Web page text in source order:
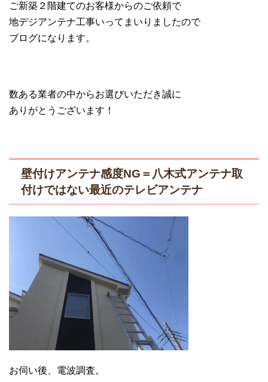
ご新築２階建てのお客様からのご依頼で
地デジアンテナ工事いってまいりましたので
ブログになります。
数ある業者の中からお選びいただき誠に
ありがとうございます！
壁付けアンテナ感度NG＝八木式アンテナ取
付けではない最近のテレビアンテナ
お伺い後、電波調査。